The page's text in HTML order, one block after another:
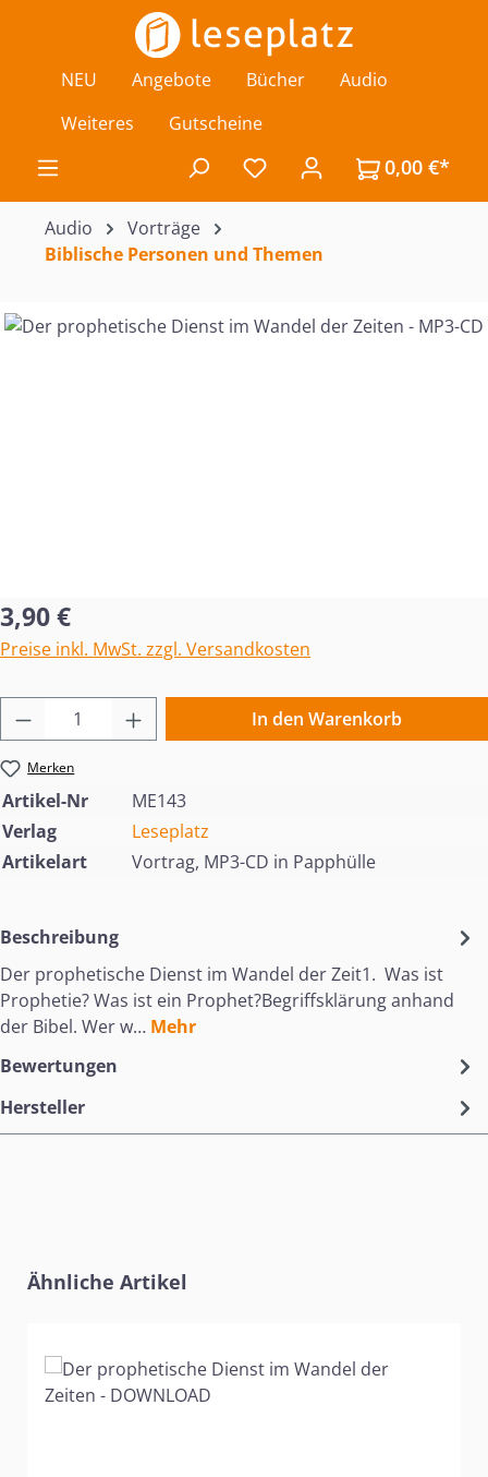
Zum Hauptinhalt springen
NEU Angebote Bücher
Audio
Weiteres
Gutscheine
Du hast 0 Produkte auf
0,00 €*
Audio
Vorträge
Biblische Personen und Themen
Bildergalerie überspringen
Regulärer Preis:
3,90 €
Preise inkl. MwSt. zzgl. Versandkosten
Produkt Anzahl: Gib den gewünschten
In den Warenkorb
Merken
Artikel-Nr
ME143
Verlag
Leseplatz
Artikelart
Vortrag, MP3-CD in Papphülle
Beschreibung
Der prophetische Dienst im Wandel der Zeit1. Was ist
Prophetie? Was ist ein Prophet?Begriffsklärung anhand
der Bibel. Wer w… Mehr
Bewertungen
Hersteller
Produktgalerie überspringen
Ähnliche Artikel